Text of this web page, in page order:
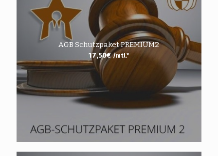
AGB Schutzpaket PREMIUM2
17,50€ /mtl.*